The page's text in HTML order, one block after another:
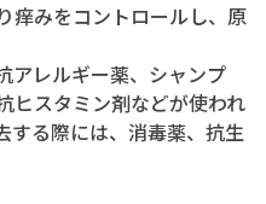
痒みをコントロールし、原
アレルギー薬、シャンプ
ヒスタミン剤などが使われ
する際には、消毒薬、抗生